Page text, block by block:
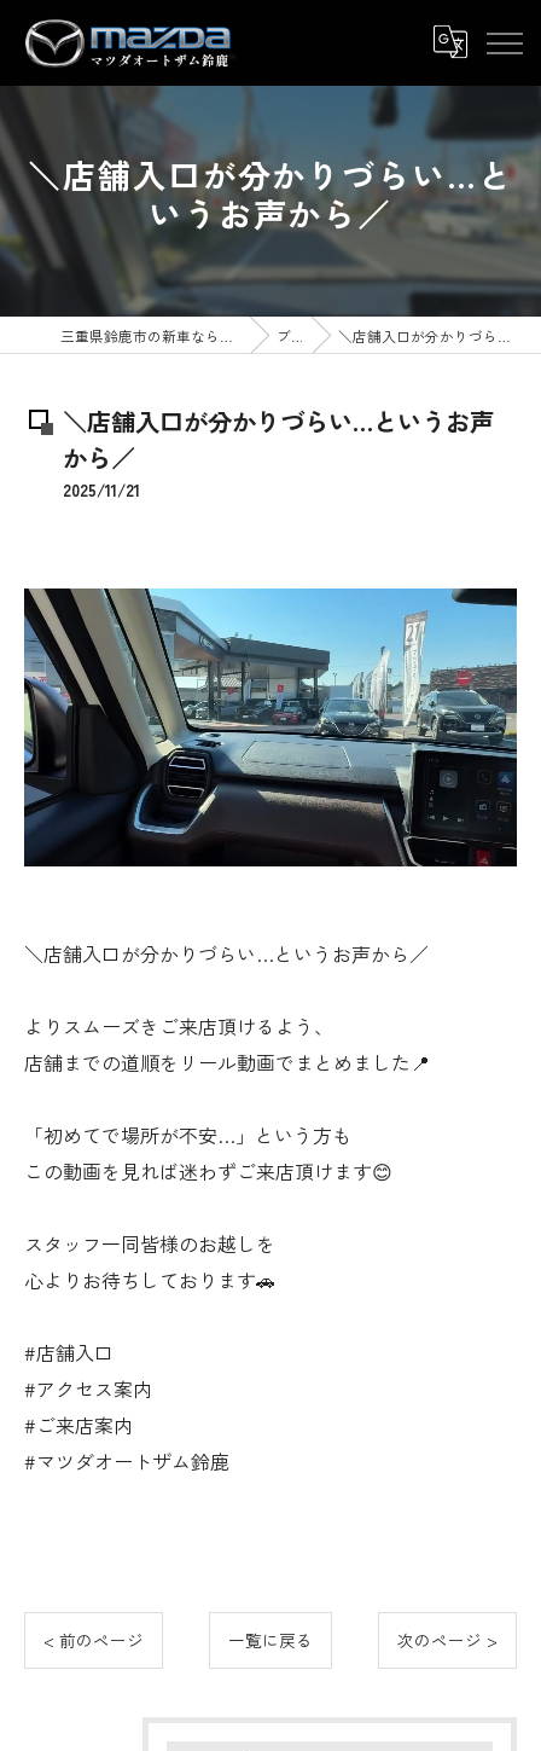
＼店舗入口が分かりづらい…と
いうお声から／
ブログ ＼店舗入口が分かりづらい…というお声から／
＼店舗入口が分かりづらい…というお声
から／
2025/11/21
＼店舗入口が分かりづらい…というお声から／
よりスムーズきご来店頂けるよう、
店舗までの道順をリール動画でまとめました📍
「初めてで場所が不安…」という方も
この動画を見れば迷わずご来店頂けます😊
スタッフ一同皆様のお越しを
心よりお待ちしております🚗
#店舗入口
#アクセス案内
#ご来店案内
#マツダオートザム鈴鹿
< 前のページ 一覧に戻る 次のページ >